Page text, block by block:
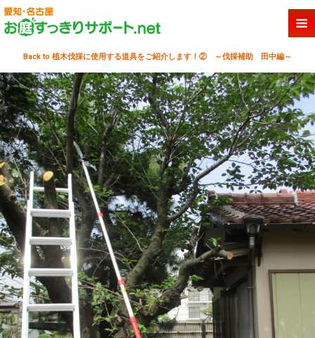
Back to 植木伐採に使用する道具をご紹介します！② ～伐採補助 田中編～